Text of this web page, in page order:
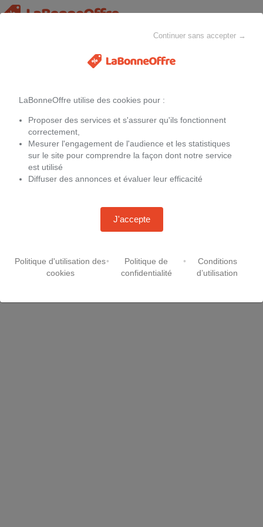
Promotions surChaussures de sport pour femmes
Continuer sans accepter →
LaBonneOffre utilise des cookies pour :
Proposer des services et s'assurer qu'ils fonctionnent
correctement,
Mesurer l'engagement de l'audience et les statistiques
sur le site pour comprendre la façon dont notre service
est utilisé
Diffuser des annonces et évaluer leur efficacité
J'accepte
Politique d'utilisation des
cookies
•
Politique de
confidentialité
•
Conditions
d’utilisation